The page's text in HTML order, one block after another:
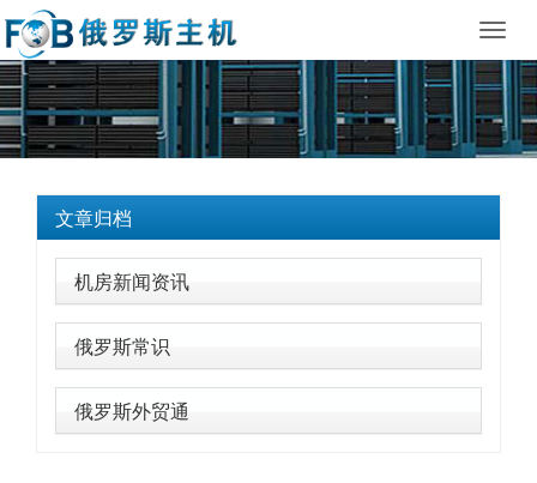
文章归档
机房新闻资讯
俄罗斯常识
俄罗斯外贸通